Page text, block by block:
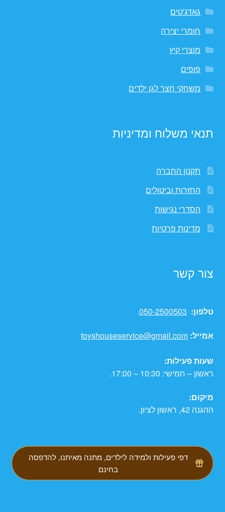
גאדג'טים
חומרי יצירה
מוצרי קיץ
פופים
משחקי חצר לגן ילדים
תנאי משלוח ומדיניות
תקנון החברה
החזרות וביטולים
הסדרי נגישות
מדינות פרטיות
צור קשר
טלפון: 050-2500503
.
אמייל: toyshouseservice@gmail.com
שעות פעילות:
ראשון – חמישי: 10:30 – 17:00.
מיקום:
ההגנה 42, ראשון לציון.
דפי פעילות ולמידה לילדים, מתנה מאיתנו, להדפסה
בחינם